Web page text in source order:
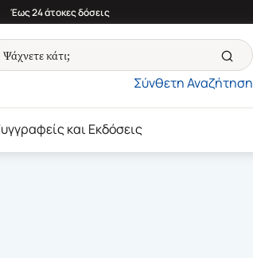
Έως 24 άτοκες δόσεις
Σύνθετη Αναζήτηση
και Εκδόσεις